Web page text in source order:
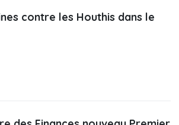
contre les Houthis dans le